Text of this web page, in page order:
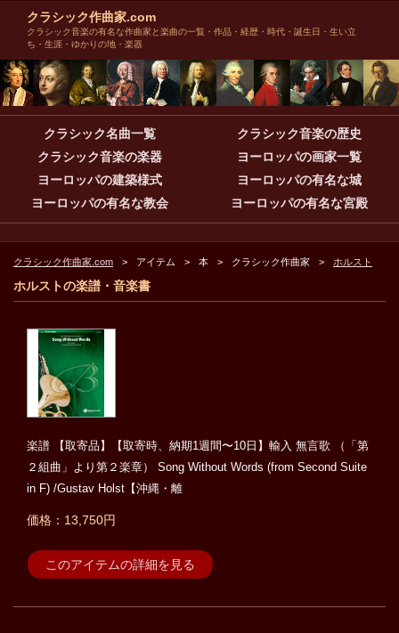
クラシック作曲家.com
クラシック音楽の有名な作曲家と楽曲の一覧・作品・経歴・時代・誕生日・生い立
ち・生涯・ゆかりの地・楽器
クラシック名曲一覧
クラシック音楽の歴史
クラシック音楽の楽器
ヨーロッパの画家一覧
ヨーロッパの建築様式
ヨーロッパの有名な城
ヨーロッパの有名な教会
ヨーロッパの有名な宮殿
クラシック作曲家.com アイテム 本 クラシック作曲家 ホルスト
ホルストの楽譜・音楽書
楽譜 【取寄品】【取寄時、納期1週間〜10日】輸入 無言歌 （「第
２組曲」より第２楽章） Song Without Words (from Second Suite
in F) /Gustav Holst【沖縄・離
価格：13,750円
このアイテムの詳細を見る